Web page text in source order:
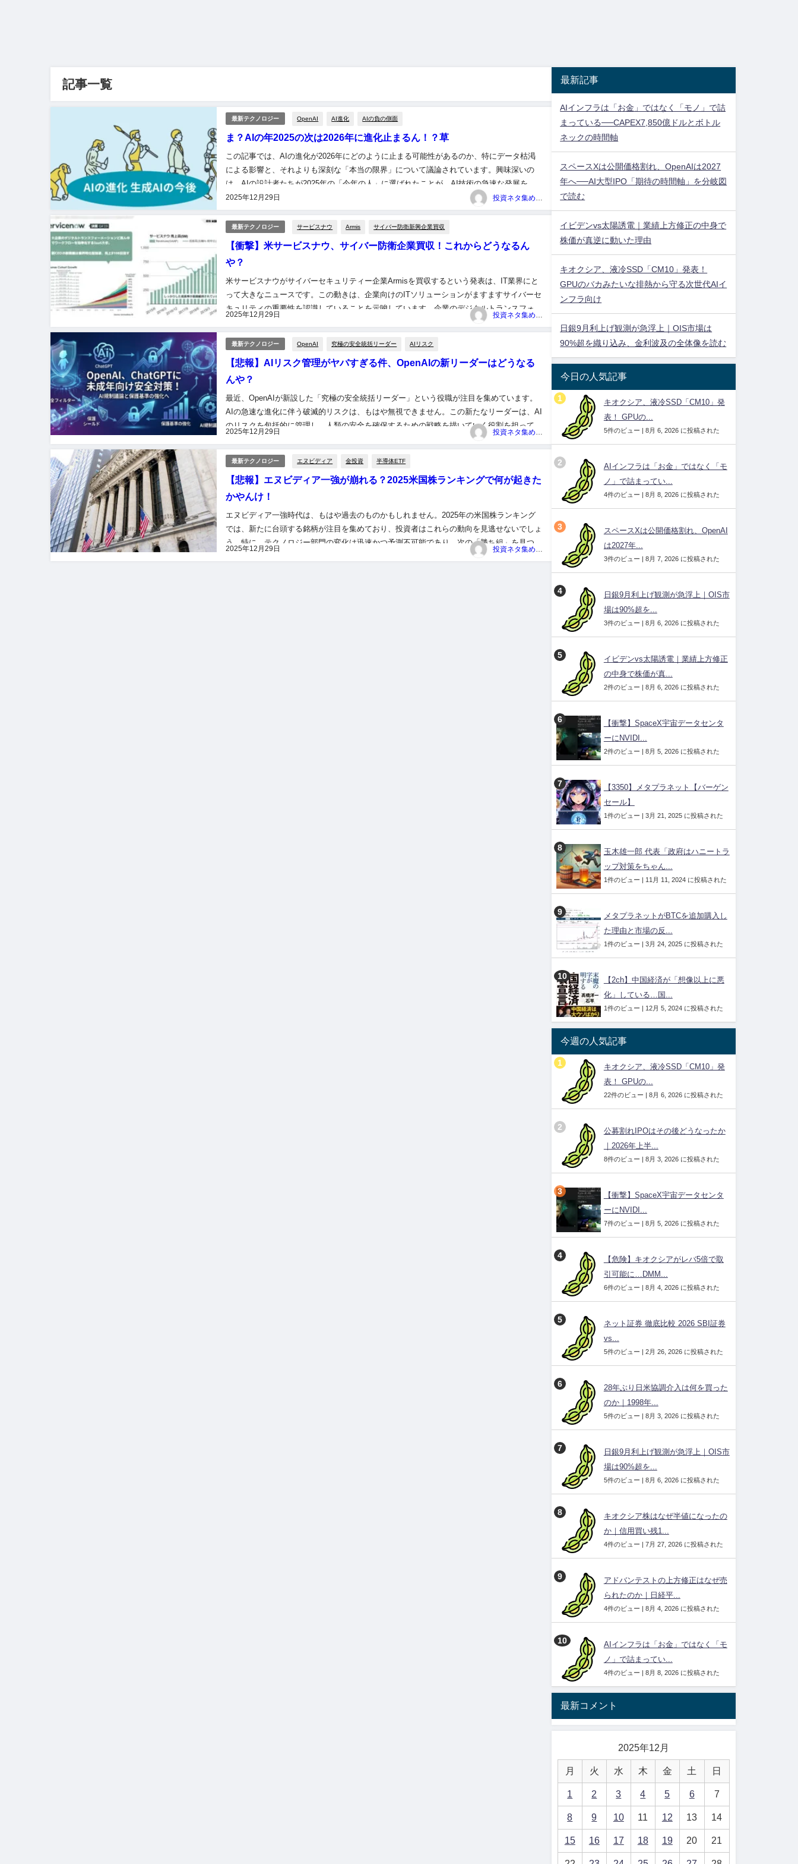
記事一覧
最新テクノロジー OpenAI AI進化 AIの負の側面
ま？AIの年2025の次は2026年に進化止まるん！？草
2025年12月29日
この記事では、AIの進化が2026年にどのように止まる可能性があるのか、特にデータ枯渇
による影響と、それよりも深刻な「本当の限界」について議論されています。興味深いの
は、AIの設計者たちが2025年の「今年の人」に選ばれたことが、AI技術の急速な発展を象
徴しているという点です。このトピックは、AIの未来に対する私たちの...
投資ネタ集めておいたのだ！管理人
最新テクノロジー サービスナウ Armis サイバー防衛新興企業買収
【衝撃】米サービスナウ、サイバー防衛企業買収！これからどうなるん
や？
2025年12月29日
米サービスナウがサイバーセキュリティー企業Armisを買収するという発表は、IT業界にと
って大きなニュースです。この動きは、企業向けのITソリューションがますますサイバーセ
キュリティの重要性を認識していることを示唆しています。企業のデジタルトランスフォー
メーションが進む中、強固なセキュリティ対策は不可欠となり、Buy ...
投資ネタ集めておいたのだ！管理人
最新テクノロジー OpenAI 究極の安全統括リーダー AIリスク
【悲報】AIリスク管理がヤバすぎる件、OpenAIの新リーダーはどうなる
んや？
2025年12月29日
最近、OpenAIが新設した「究極の安全統括リーダー」という役職が注目を集めています。
AIの急速な進化に伴う破滅的リスクは、もはや無視できません。この新たなリーダーは、AI
のリスクを包括的に管理し、人類の安全を確保するための戦略を描いていく役割を担ってい
ます。果たしてこの役職が持つ影響力はどのようなものになるのでしょう...
投資ネタ集めておいたのだ！管理人
最新テクノロジー エヌビディア 金投資 半導体ETF
【悲報】エヌビディア一強が崩れる？2025米国株ランキングで何が起きた
かやんけ！
2025年12月29日
エヌビディア一強時代は、もはや過去のものかもしれません。2025年の米国株ランキング
では、新たに台頭する銘柄が注目を集めており、投資者はこれらの動向を見逃せないでしょ
う。特に、テクノロジー部門の変化は迅速かつ予測不可能であり、次の「勝ち組」を見つけ
ることが投資成功の鍵となるでしょう。 ＜関連する記事＞ 「エヌビディア一...
投資ネタ集めておいたのだ！管理人
最新記事
AIインフラは「お金」ではなく「モノ」で詰
まっている──CAPEX7,850億ドルとボトル
ネックの時間軸
スペースXは公開価格割れ、OpenAIは2027
年へ──AI大型IPO「期待の時間軸」を分岐図
で読む
イビデンvs太陽誘電｜業績上方修正の中身で
株価が真逆に動いた理由
キオクシア、液冷SSD「CM10」発表！
GPUのバカみたいな排熱から守る次世代AIイ
ンフラ向け
日銀9月利上げ観測が急浮上｜OIS市場は
90%超を織り込み、金利波及の全体像を読む
今日の人気記事
キオクシア、液冷SSD「CM10」発
表！ GPUの...
5件のビュー | 8月 6, 2026 に投稿された
AIインフラは「お金」ではなく「モ
ノ」で詰まってい...
4件のビュー | 8月 8, 2026 に投稿された
スペースXは公開価格割れ、OpenAI
は2027年...
3件のビュー | 8月 7, 2026 に投稿された
日銀9月利上げ観測が急浮上｜OIS市
場は90%超を...
3件のビュー | 8月 6, 2026 に投稿された
イビデンvs太陽誘電｜業績上方修正
の中身で株価が真...
2件のビュー | 8月 6, 2026 に投稿された
【衝撃】SpaceX宇宙データセンタ
ーにNVIDI...
2件のビュー | 8月 5, 2026 に投稿された
【3350】メタプラネット【バーゲン
セール】
1件のビュー | 3月 21, 2025 に投稿された
玉木雄一郎 代表「政府はハニートラ
ップ対策をちゃん...
1件のビュー | 11月 11, 2024 に投稿された
メタプラネットがBTCを追加購入し
た理由と市場の反...
1件のビュー | 3月 24, 2025 に投稿された
【2ch】中国経済が「想像以上に悪
化」している…国...
1件のビュー | 12月 5, 2024 に投稿された
今週の人気記事
キオクシア、液冷SSD「CM10」発
表！ GPUの...
22件のビュー | 8月 6, 2026 に投稿された
公募割れIPOはその後どうなったか
｜2026年上半...
8件のビュー | 8月 3, 2026 に投稿された
【衝撃】SpaceX宇宙データセンタ
ーにNVIDI...
7件のビュー | 8月 5, 2026 に投稿された
【危険】キオクシアがレバ5倍で取
引可能に…DMM...
6件のビュー | 8月 4, 2026 に投稿された
ネット証券 徹底比較 2026 SBI証券
vs...
5件のビュー | 2月 26, 2026 に投稿された
28年ぶり日米協調介入は何を買った
のか｜1998年...
5件のビュー | 8月 3, 2026 に投稿された
日銀9月利上げ観測が急浮上｜OIS市
場は90%超を...
5件のビュー | 8月 6, 2026 に投稿された
キオクシア株はなぜ半値になったの
か｜信用買い残1...
4件のビュー | 7月 27, 2026 に投稿された
アドバンテストの上方修正はなぜ売
られたのか｜日経平...
4件のビュー | 8月 4, 2026 に投稿された
AIインフラは「お金」ではなく「モ
ノ」で詰まってい...
4件のビュー | 8月 8, 2026 に投稿された
最新コメント
2025年12月
月 火 水 木 金 土 日
1 2 3 4 5 6 7
8 9 10 11 12 13 14
15 16 17 18 19 20 21